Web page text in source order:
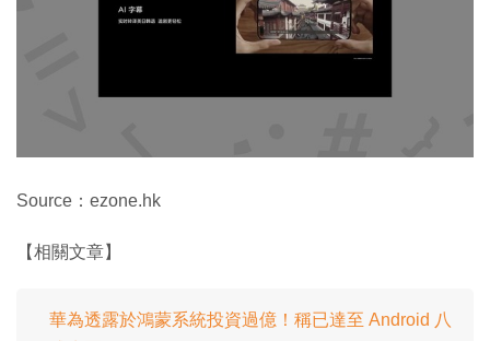
Source：ezone.hk
【相關文章】
華為透露於鴻蒙系統投資過億！稱已達至 Android 八